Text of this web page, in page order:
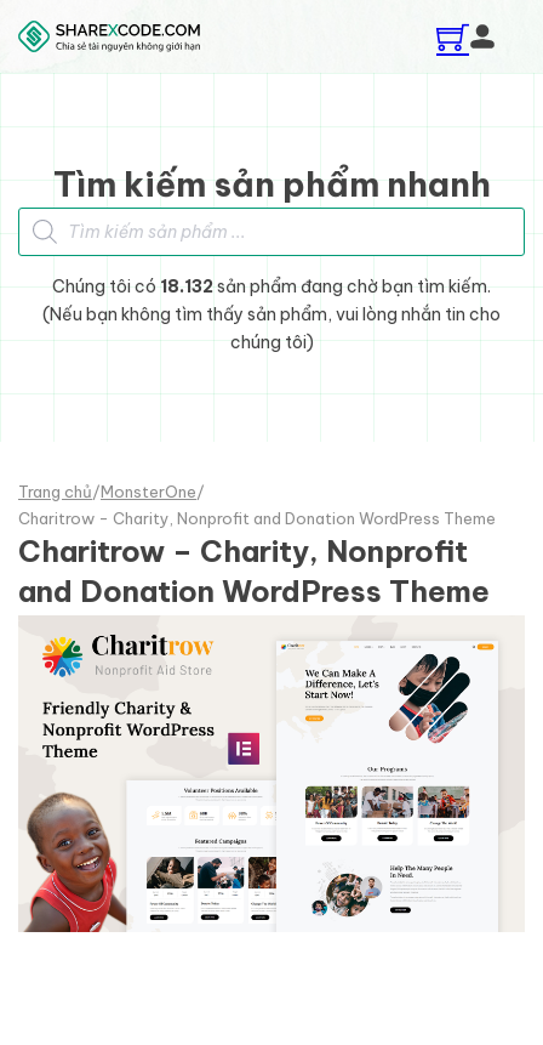
Skip to main content
Skip to footer
Tìm kiếm sản phẩm nhanh
Tìm kiếm sản phẩm
Chúng tôi có 18.132sản phẩm đang chờ bạn tìm kiếm.
(Nếu bạn không tìm thấy sản phẩm, vui lòng nhắn tin cho
chúng tôi)
Trang chủ/MonsterOne/
Charitrow - Charity, Nonprofit and Donation WordPress Theme
Charitrow – Charity, Nonprofit
and Donation WordPress Theme